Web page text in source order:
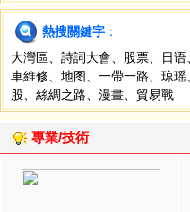
熱搜關鍵字 ：
大灣區
詩詞大會 股票 日语
車維修
地图 一帶一路 琼瑶
股
絲綢之路 漫畫 貿易戰
專業/技術